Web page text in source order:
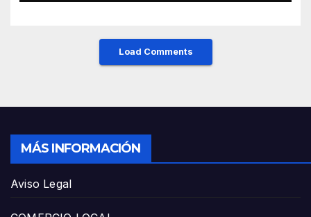
Load Comments
MÁS INFORMACIÓN
Aviso Legal